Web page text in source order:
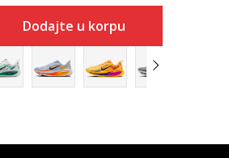
Dodajte u korpu